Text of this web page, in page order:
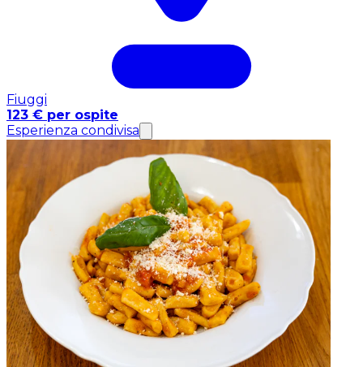
Fiuggi
123 € per ospite
Esperienza condivisa